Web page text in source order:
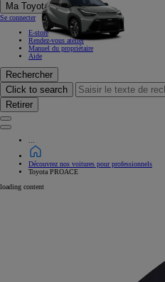
Ma Toyota
Se connecter
E-store
Rendez-vous atelier
Manuel du propriétaire
Aide
Rechercher
Click to search
Retirer
Découvrez nos voitures pour professionnels
Toyota PROACE
loading content